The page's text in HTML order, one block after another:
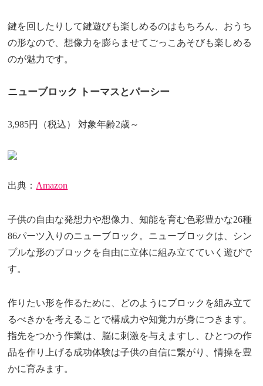
鍵を回したりして鍵遊びも楽しめるのはもちろん、おうち
の形なので、想像力を膨らませてごっこあそびも楽しめる
のが魅力です。
ニューブロック トーマスとパーシー
3,985円（税込） 対象年齢2歳～
出典： Amazon
子供の自由な発想力や想像力、知能を育む色彩豊かな26種
86パーツ入りのニューブロック。ニューブロックは、シン
プルな形のブロックを自由に立体に組み立てていく遊びで
す。
作りたい形を作るために、どのようにブロックを組み立て
るべきかを考えることで構成力や知覚力が身につきます。
指先をつかう作業は、脳に刺激を与えますし、ひとつの作
品を作り上げる成功体験は子供の自信に繋がり、情操を豊
かに育みます。